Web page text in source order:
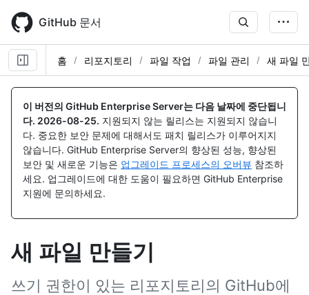
main
content
GitHub 문서
홈 리포지토리 파일 작업 파일 관리 새 파일
이 버전의 GitHub Enterprise Server는 다음 날짜에 중단됩니
다. 2026-08-25. 지원되지 않는 릴리스는 지원되지 않습니
다. 중요한 보안 문제에 대해서도 패치 릴리스가 이루어지지
않습니다. GitHub Enterprise Server의 향상된 성능, 향상된
보안 및 새로운 기능은 업그레이드 프로세스의 오버뷰 참조하
세요. 업그레이드에 대한 도움이 필요하면 GitHub Enterprise
지원에 문의하세요.
새 파일 만들기
쓰기 권한이 있는 리포지토리의 GitHub에